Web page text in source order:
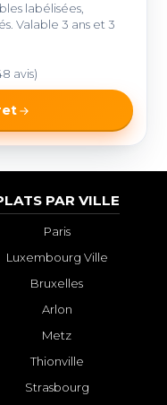
labélisées,
Valable 3 ans et 3
avis)
PAR VILLE
Paris
Luxembourg Ville
Bruxelles
Arlon
Metz
Thionville
Strasbourg